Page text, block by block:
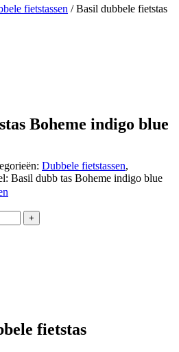
fietstassen / Basil dubbele fietstas
Boheme indigo blue
Dubbele fietstassen,
Basil dubb tas Boheme indigo blue
+
fietstas